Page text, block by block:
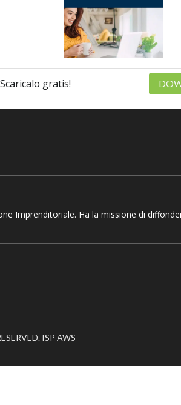
Scaricalo gratis!
Imprenditoriale. Ha la missione di
ISP AWS